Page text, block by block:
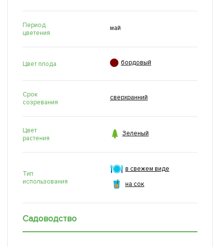
Период
цветения
май
Цвет плода  бордовый
Срок
созревания
сверхранний
Цвет
растения
 Зеленый
Тип
использования
в свежем виде
на сок
Садоводство